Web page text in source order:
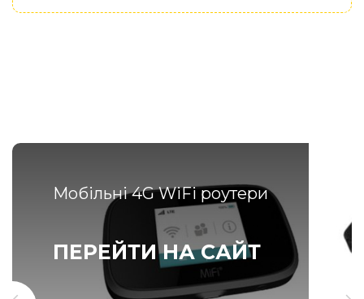
Мобільні 4G WiFi роутери
ПЕРЕЙТИ НА САЙТ